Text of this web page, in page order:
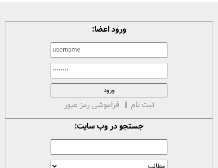
ورود اعضا:
ثبت نام | فراموشی رمز عبور
جستجو در وب سایت: